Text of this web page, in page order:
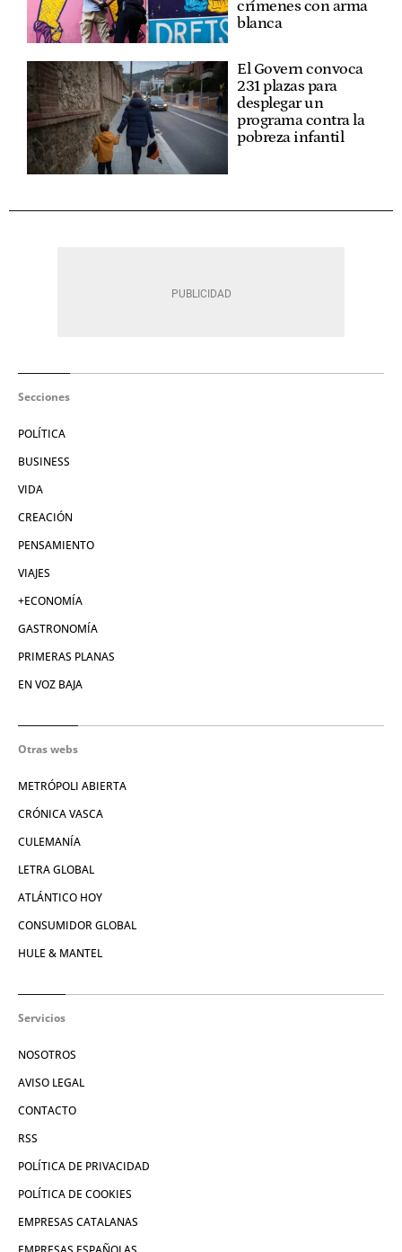
crímenes con arma
blanca
El Govern convoca
231 plazas para
desplegar un
programa contra la
pobreza infantil
Secciones
POLÍTICA
BUSINESS
VIDA
CREACIÓN
PENSAMIENTO
VIAJES
+ECONOMÍA
GASTRONOMÍA
PRIMERAS PLANAS
EN VOZ BAJA
Otras webs
METRÓPOLI ABIERTA
CRÓNICA VASCA
CULEMANÍA
LETRA GLOBAL
ATLÁNTICO HOY
CONSUMIDOR GLOBAL
HULE & MANTEL
Servicios
NOSOTROS
AVISO LEGAL
CONTACTO
RSS
POLÍTICA DE PRIVACIDAD
POLÍTICA DE COOKIES
EMPRESAS CATALANAS